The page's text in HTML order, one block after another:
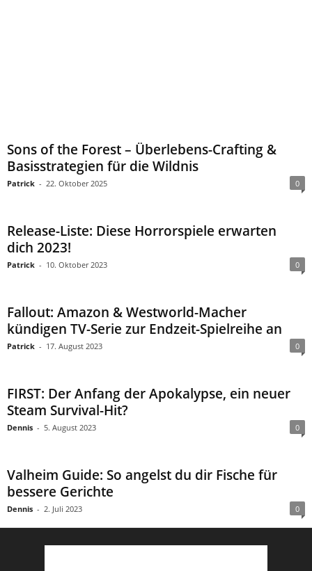
Sons of the Forest – Überlebens-Crafting &
Basisstrategien für die Wildnis
Patrick - 22. Oktober 2025 0
Release-Liste: Diese Horrorspiele erwarten
dich 2023!
Patrick - 10. Oktober 2023 0
Fallout: Amazon & Westworld-Macher
kündigen TV-Serie zur Endzeit-Spielreihe an
Patrick - 17. August 2023 0
FIRST: Der Anfang der Apokalypse, ein neuer
Steam Survival-Hit?
Dennis - 5. August 2023 0
Valheim Guide: So angelst du dir Fische für
bessere Gerichte
Dennis - 2. Juli 2023 0